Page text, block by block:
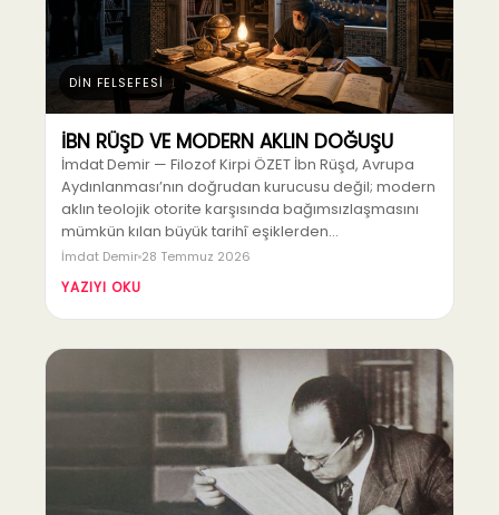
DİN FELSEFESİ
İBN RÜŞD VE MODERN AKLIN DOĞUŞU
İmdat Demir — Filozof Kirpi ÖZET İbn Rüşd, Avrupa
Aydınlanması’nın doğrudan kurucusu değil; modern
aklın teolojik otorite karşısında bağımsızlaşmasını
mümkün kılan büyük tarihî eşiklerden…
İmdat Demir 28 Temmuz 2026
YAZIYI OKU